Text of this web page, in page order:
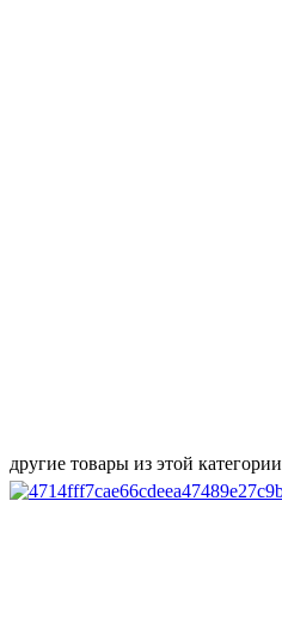
другие товары из этой категории